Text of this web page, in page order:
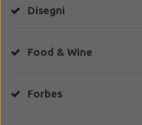
Disegni
Food & Wine
Forbes